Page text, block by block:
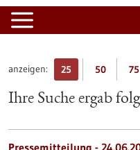
anzeigen: 25 50 75
Ihre Suche ergab
Pressemitteilung -